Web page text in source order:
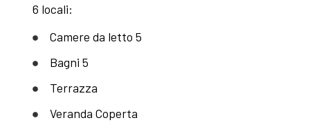
6 locali:
Camere da letto 5
Bagni 5
Terrazza
Veranda Coperta